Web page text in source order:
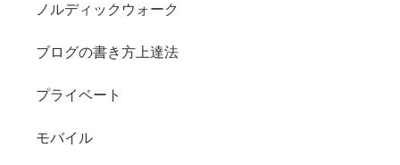
ノルディックウォーク
ブログの書き方上達法
プライベート
モバイル